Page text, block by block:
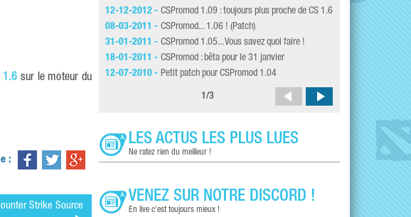
1.6 sur le moteur du
:
Strike Source
12-12-2012 - CSPromod 1.09 : toujours plus proche de CS 1.6
08-03-2011 - CSPromod... 1.06 ! (Patch)
31-01-2011 - CSPromod 1.05... Vous savez quoi faire !
18-01-2011 - CSPromod : bêta pour le 31 janvier
12-07-2010 - Petit patch pour CSPromod 1.04
1 /3
LES ACTUS LES PLUS LUES
Ne ratez rien du meilleur !
VENEZ SUR NOTRE DISCORD !
En live c'est toujours mieux !